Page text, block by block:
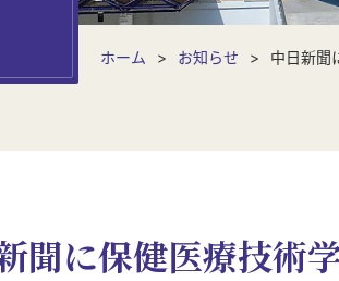
ホーム お知らせ 中日新聞
聞に保健医療技術